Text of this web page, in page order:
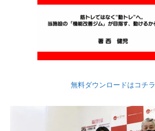
無料ダウンロードはコチラ